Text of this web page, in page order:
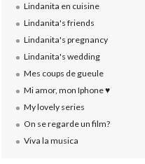
Lindanita en cuisine
Lindanita's friends
Lindanita's pregnancy
Lindanita's wedding
Mes coups de gueule
Mi amor, mon Iphone ♥
My lovely series
On se regarde un film?
Viva la musica